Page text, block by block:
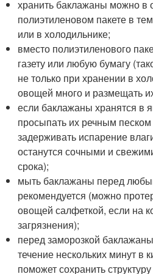
хранить баклажаны можно в
полиэтиленовом пакете в
или в холодильнике;
вместо полиэтиленового
газету или любую бумагу
не только при хранении в
овощей много и размещать
если баклажаны хранятся в
просыпать их речным песком
задерживать испарение
останутся сочными и
срока);
мыть баклажаны перед
рекомендуется (можно
овощей салфеткой, если на
загрязнения);
перед заморозкой
течение нескольких минут в
поможет сохранить